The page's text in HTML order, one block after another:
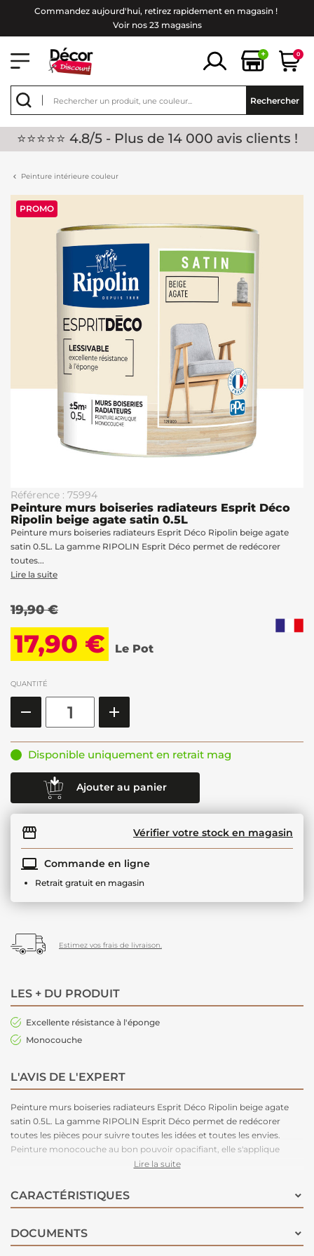
Commandez aujourd'hui, retirez rapidement en magasin !
Voir nos 23 magasins
+ 0
Rechercher
⭐⭐⭐⭐⭐ 4.8/5 - Plus de 14 000 avis clients !
Peinture intérieure couleur
PROMO
Référence : 75994
Peinture murs boiseries radiateurs Esprit Déco
Ripolin beige agate satin 0.5L
Peinture murs boiseries radiateurs Esprit Déco Ripolin beige agate
satin 0.5L. La gamme RIPOLIN Esprit Déco permet de redécorer
toutes...
Lire la suite
19,90 €
17,90 € Le Pot
QUANTITÉ
Disponible uniquement en retrait mag
Ajouter au panier
Vérifier votre stock en magasin
Commande en ligne
Retrait gratuit en magasin
Estimez vos frais de livraison.
LES + DU PRODUIT
Excellente résistance à l'éponge
Monocouche
L'AVIS DE L'EXPERT
Peinture murs boiseries radiateurs Esprit Déco Ripolin beige agate
satin 0.5L. La gamme RIPOLIN Esprit Déco permet de redécorer
toutes les pièces pour suivre toutes les idées et toutes les envies.
Peinture monocouche au bon pouvoir opacifiant, elle s'applique
facilement sur les murs, boiseries et radiateurs.
Lire la suite
CARACTÉRISTIQUES
DOCUMENTS